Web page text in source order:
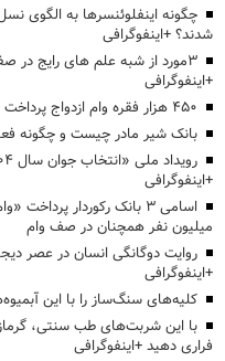
چگونه اینفلوئنسرها به الگوی
شدند؟ +اینفوگرافی
3مورد از شبه علم های رایج
+اینفوگرافی
۴۵۰ هزار فقره وام ازدواج پرداخت خواهد شد
بانک شیر مادر چیست و چگونه
+اینفوگرافی
اسامی ۳ بانک رکوردار پرداخت
میلیون نفر همچنان در صف وام
روایت دوگانگی انسان در عصر
+اینفوگرافی
کلیه‌های سنگ‌ساز را با این
با این شربت‌های طب سنتی،
فراری دهید +اینفوگرافی